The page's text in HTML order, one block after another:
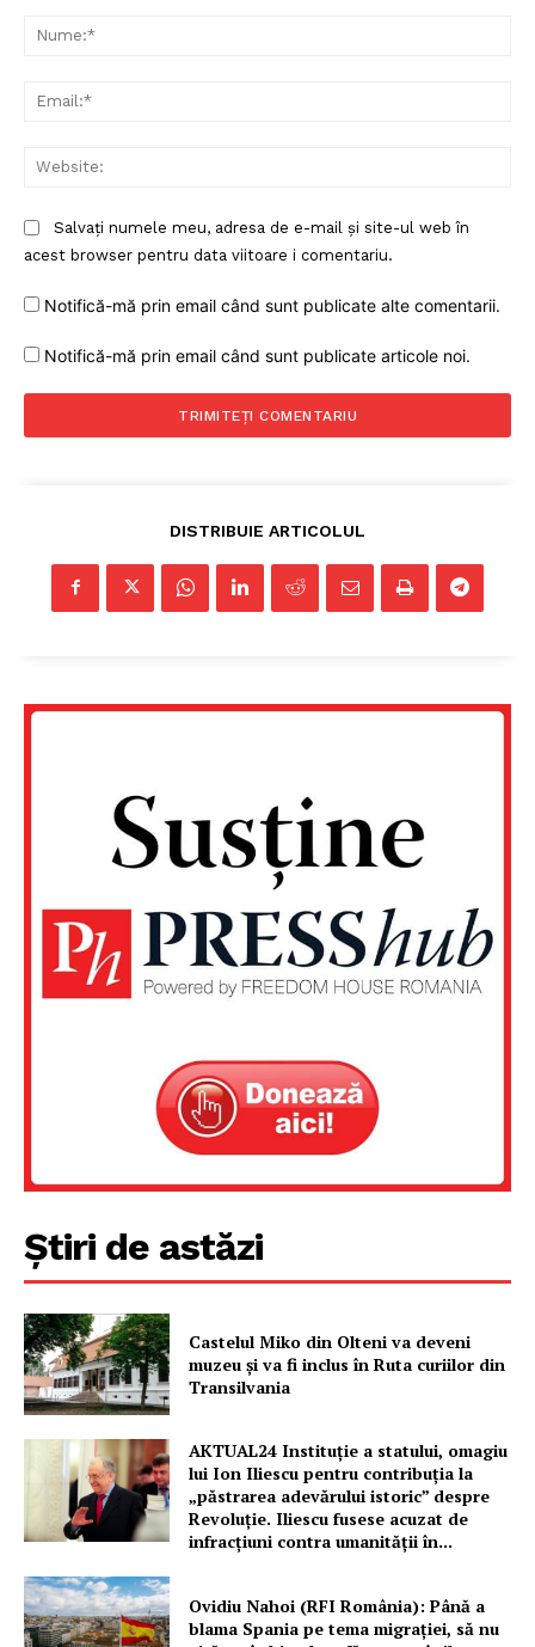
PRESShub
Despre noi / Echipa
Proiecte editoriale
Contact
Salvați numele meu, adresa de e-mail și site-ul web în
acest browser pentru data viitoare i comentariu.
Notifică-mă prin email când sunt publicate alte comentarii.
Notifică-mă prin email când sunt publicate articole noi.
DISTRIBUIE ARTICOLUL
Știri de astăzi
Castelul Miko din Olteni va deveni
muzeu şi va fi inclus în Ruta curiilor din
Transilvania
AKTUAL24 Instituție a statului, omagiu
lui Ion Iliescu pentru contribuția la
„păstrarea adevărului istoric” despre
Revoluție. Iliescu fusese acuzat de
infracțiuni contra umanității în...
Ovidiu Nahoi (RFI România): Până a
blama Spania pe tema migrației, să nu